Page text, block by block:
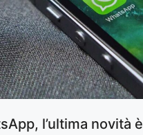
l’ultima novità è